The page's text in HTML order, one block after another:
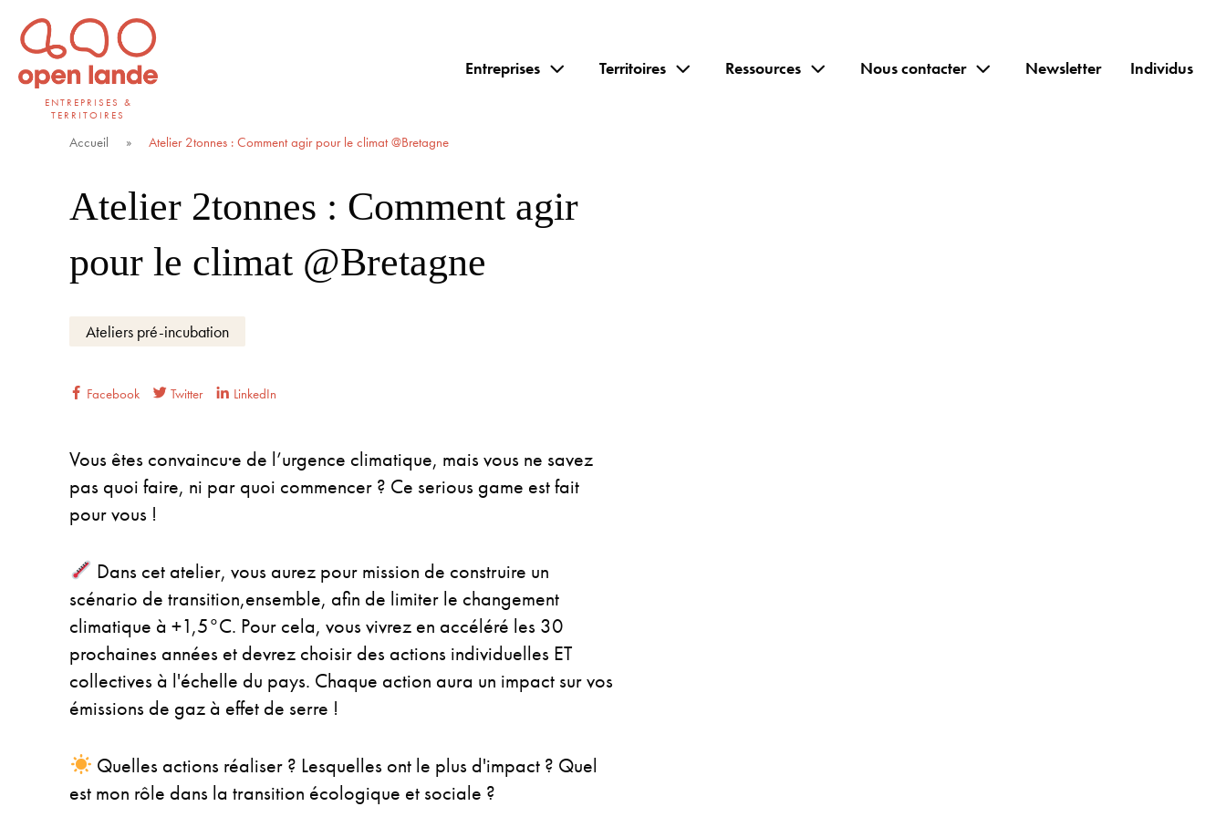
Aller
directement
au
contenuENTREPRISES &
TERRITOIRES
Open Lande
Entreprises & territoires
Entreprises Territoires Ressources Nous contacter Newsletter Individus
Accueil » Atelier 2tonnes : Comment agir pour le climat @Bretagne
Atelier 2tonnes : Comment agir
pour le climat @Bretagne
Ateliers pré-incubation
Facebook Twitter LinkedIn
Vous êtes convaincu·e de l’urgence climatique, mais vous ne savez
pas quoi faire, ni par quoi commencer ? Ce serious game est fait
pour vous !
Dans cet atelier, vous aurez pour mission de construire un
scénario de transition,ensemble, afin de limiter le changement
climatique à +1,5°C. Pour cela, vous vivrez en accéléré les 30
prochaines années et devrez choisir des actions individuelles ET
collectives à l'échelle du pays. Chaque action aura un impact sur vos
émissions de gaz à effet de serre !
Quelles actions réaliser ? Lesquelles ont le plus d'impact ? Quel
est mon rôle dans la transition écologique et sociale ?